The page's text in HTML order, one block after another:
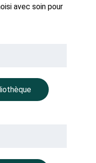
avec soin pour